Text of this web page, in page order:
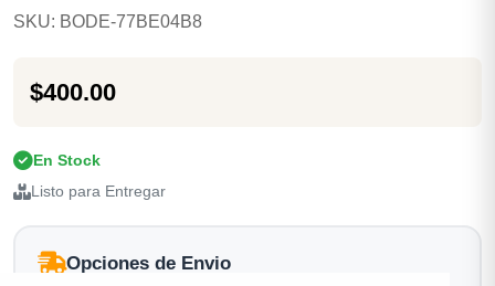
SKU: BODE-77BE04B8
$400.00
En Stock
Listo para Entregar
Opciones de Envio